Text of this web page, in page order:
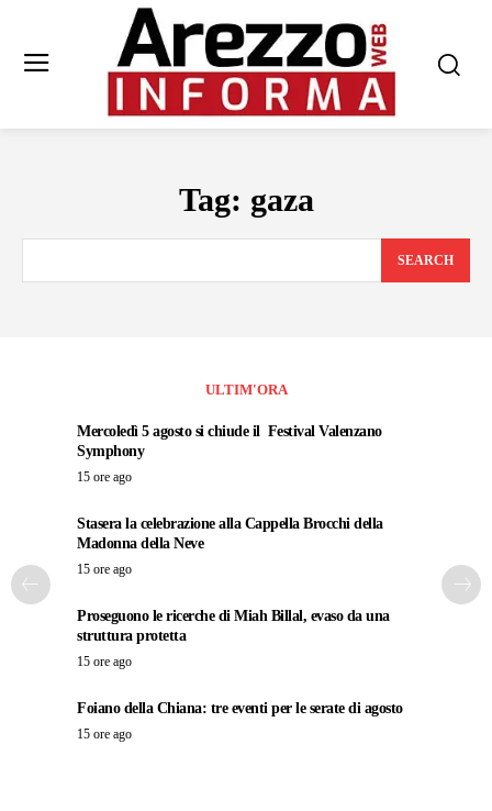
Tag: gaza
SEARCH
ULTIM'ORA
Mercoledì 5 agosto si chiude il Festival Valenzano
Symphony
15 ore ago
Stasera la celebrazione alla Cappella Brocchi della
Madonna della Neve
15 ore ago
Proseguono le ricerche di Miah Billal, evaso da una
struttura protetta
15 ore ago
Foiano della Chiana: tre eventi per le serate di agosto
15 ore ago